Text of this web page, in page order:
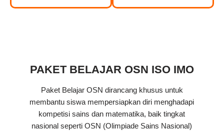
PAKET BELAJAR OSN ISO IMO
Paket Belajar OSN dirancang khusus untuk
membantu siswa mempersiapkan diri menghadapi
kompetisi sains dan matematika, baik tingkat
nasional seperti OSN (Olimpiade Sains Nasional)